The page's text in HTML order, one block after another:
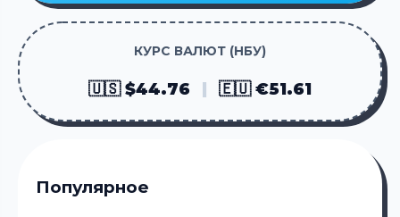
КУРС ВАЛЮТ (НБУ)
🇺🇸 $44.76 🇪🇺 €51.61
Популярное